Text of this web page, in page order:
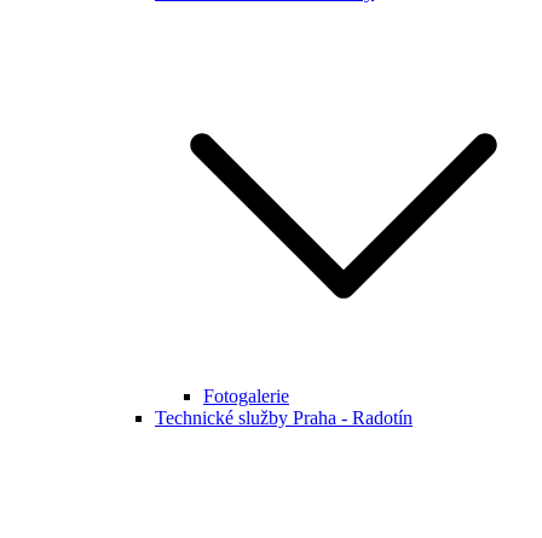
Fotogalerie
Technické služby Praha - Radotín